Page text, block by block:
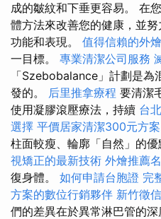
成的皺紋和下垂更容易。 在
體方法來改善您的健康，並
功能和表現。 值得信賴的外
一目標。 專業清潔公司服務
「Szebobalance」計劃是
發的。 后里推拿療程 要清潔
使用凝膠滾壓療法，持續 台
選擇 平價居家清潔300元方案
柱面較瘦、輪廓「自然」的優
視矯正的最新技術 外燴推薦
復身體。 如何申請台胞證 完
方案的數位行銷夥伴 新竹徵
們的差異在於異常淋巴管的